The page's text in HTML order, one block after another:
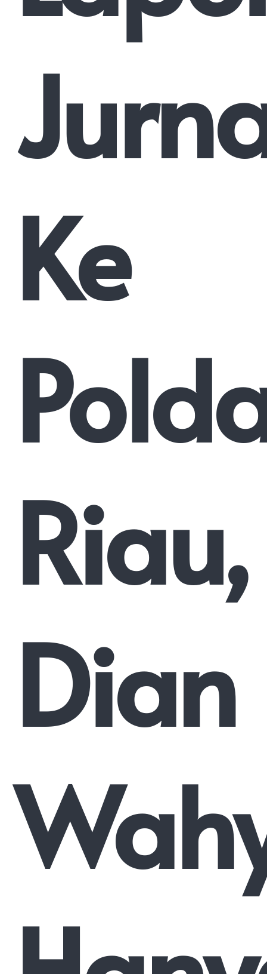
Ke
Riau,
Dian